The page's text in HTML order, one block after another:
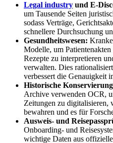
Legal industry und E-
um Tausende Seiten
sodass Verträge,
schnellere Durchsuchung
Gesundheitswesen:
Modelle, um
Rezepte zu interpretieren
verwalten. Dies
verbessert die Genauigkeit
Historische
Archive verwenden OCR,
Zeitungen zu digitalisieren,
bewahren und es für
Ausweis- und
Onboarding- und
wichtige Daten aus